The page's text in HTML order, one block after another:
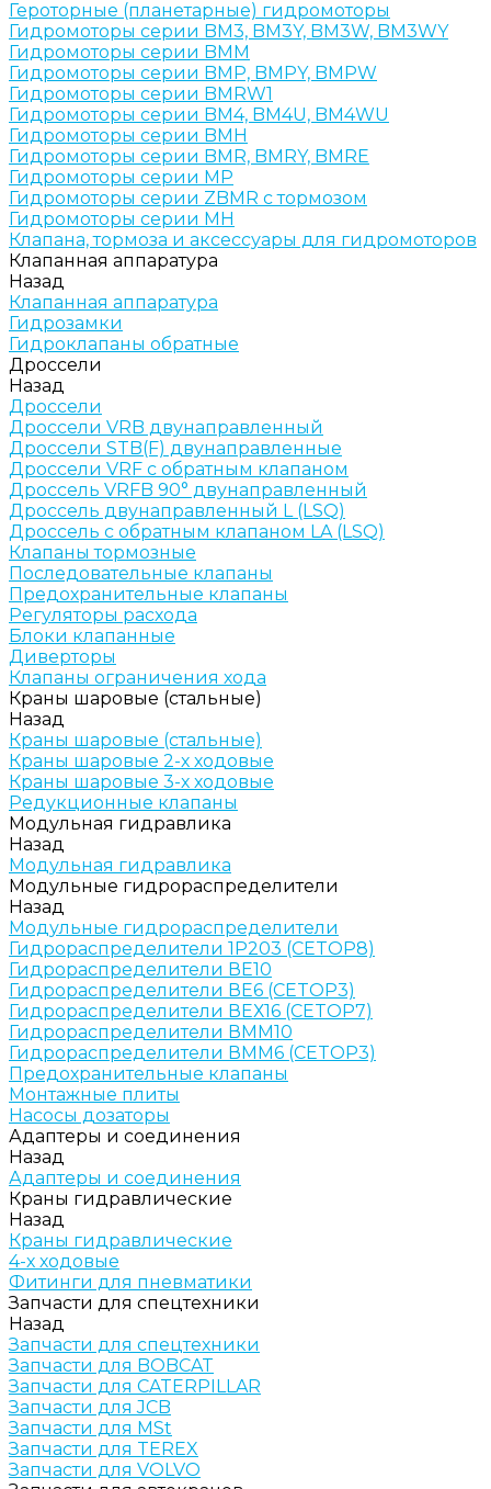
Героторные (планетарные) гидромоторы
Гидромоторы серии BM3, BM3Y, BM3W, BM3WY
Гидромоторы серии BMM
Гидромоторы серии BMP, BMPY, BMPW
Гидромоторы серии BMRW1
Гидромоторы серии BМ4, BM4U, BМ4WU
Гидромоторы серии BМH
Гидромоторы серии BМR, BMRY, BМRE
Гидромоторы серии MP
Гидромоторы серии ZBMR с тормозом
Гидромоторы серии МH
Клапана, тормоза и аксессуары для гидромоторов
Клапанная аппаратура
Назад
Клапанная аппаратура
Гидрозамки
Гидроклапаны обратные
Дроссели
Назад
Дроссели
Дроссели VRB двунаправленный
Дроссели STB(F) двунаправленные
Дроссели VRF с обратным клапаном
Дроссель VRFB 90° двунаправленный
Дроссель двунаправленный L (LSQ)
Дроссель с обратным клапаном LA (LSQ)
Клапаны тормозные
Последовательные клапаны
Предохранительные клапаны
Регуляторы расхода
Блоки клапанные
Диверторы
Клапаны ограничения хода
Краны шаровые (стальные)
Назад
Краны шаровые (стальные)
Краны шаровые 2-х ходовые
Краны шаровые 3-х ходовые
Редукционные клапаны
Модульная гидравлика
Назад
Модульная гидравлика
Модульные гидрораспределители
Назад
Модульные гидрораспределители
Гидрораспределители 1Р203 (CETOP8)
Гидрораспределители ВЕ10
Гидрораспределители ВЕ6 (CETOP3)
Гидрораспределители ВЕХ16 (CETOP7)
Гидрораспределители ВММ10
Гидрораспределители ВММ6 (CETOP3)
Предохранительные клапаны
Монтажные плиты
Насосы дозаторы
Адаптеры и соединения
Назад
Адаптеры и соединения
Краны гидравлические
Назад
Краны гидравлические
4-х ходовые
Фитинги для пневматики
Запчасти для спецтехники
Назад
Запчасти для спецтехники
Запчасти для BOBCAT
Запчасти для CATERPILLAR
Запчасти для JCB
Запчасти для MSt
Запчасти для TEREX
Запчасти для VOLVO